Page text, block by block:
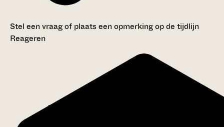
Stel een vraag of plaats een opmerking op de tijdlijn
Reageren